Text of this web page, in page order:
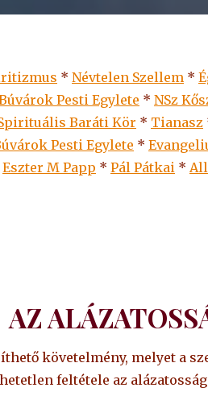
* Névtelen Szellem *
Pesti Egylete * NSz
Baráti Kör * Tianasz
Pesti Egylete *
Eszter M Papp * Pál Pátkai *
AZ
követelmény, melyet a
feltétele az